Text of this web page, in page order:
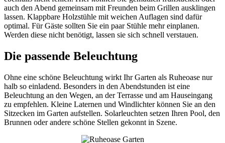
auch den Abend gemeinsam mit Freunden beim Grillen ausklingen
lassen. Klappbare Holzstühle mit weichen Auflagen sind dafür
optimal. Für Gäste sollten Sie ein paar Stühle mehr einplanen.
Werden diese nicht benötigt, lassen sie sich schnell verstauen.
Die passende Beleuchtung
Ohne eine schöne Beleuchtung wirkt Ihr Garten als Ruheoase nur
halb so einladend. Besonders in den Abendstunden ist eine
Beleuchtung an den Wegen, an der Terrasse und am Hauseingang
zu empfehlen. Kleine Laternen und Windlichter können Sie an den
Sitzecken im Garten aufstellen. Solarleuchten setzen Ihren Pool, den
Brunnen oder andere schöne Stellen gekonnt in Szene.